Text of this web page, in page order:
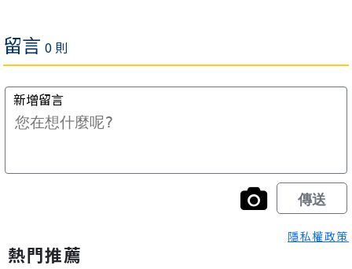
隱私權政策
熱門推薦